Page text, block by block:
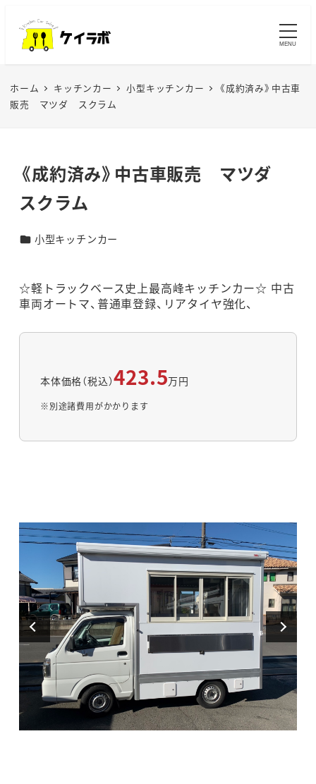
ン
テ
MENU
ホーム キッチンカー 小型キッチンカー
《成約済み》中古車
販売 マツダ スクラム
《成約済み》中古車販売 マツダ
スクラム
キッチンカーカテゴリー
小型キッチンカー
☆軽トラックベース史上最高峰キッチンカー☆ 中古
車両オートマ、普通車登録、リアタイヤ強化、
本体価格（税込）423.5万円
※別途諸費用がかかります